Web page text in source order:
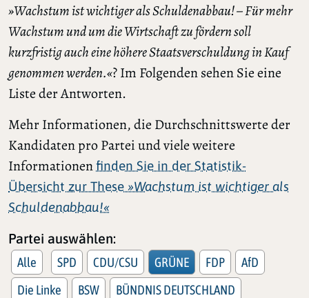
»Wachstum ist wichtiger als Schuldenabbau! – Für mehr
Wachstum und um die Wirtschaft zu fördern soll
kurzfristig auch eine höhere Staatsverschuldung in Kauf
genommen werden.«? Im Folgenden sehen Sie eine
Liste der Antworten.
Mehr Informationen, die Durchschnittswerte der
Kandidaten pro Partei und viele weitere
Informationenfinden Sie in der Statistik-
Übersicht zur These »Wachstum ist wichtiger als
Schuldenabbau!«
Partei auswählen:
Alle SPD CDU/CSU GRÜNE FDP
AfD
Die Linke
BSW
BÜNDNIS DEUTSCHLAND